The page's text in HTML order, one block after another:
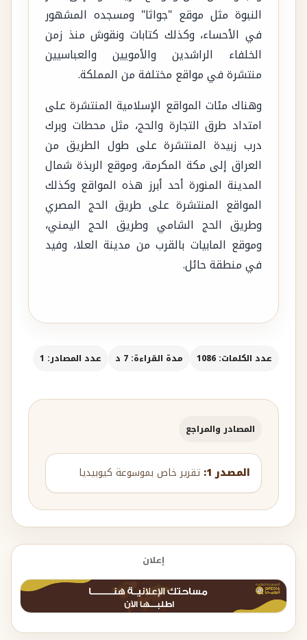
النبوة مثل موقع "جواثا" ومسجده المشهور
في الأحساء، وكذلك كتابات ونقوش منذ زمن
الخلفاء الراشدين والأمويين والعباسيين
منتشرة في مواقع مختلفة من المملكة.
وهناك مئات المواقع الإسلامية المنتشرة على
امتداد طرق التجارة والحج، مثل محطات وبرك
درب زبيدة المنتشرة على طول الطريق من
العراق إلى مكة المكرمة، وموقع الربذة شمال
المدينة المنورة أحد أبرز هذه المواقع وكذلك
المواقع المنتشرة على طريق الحج المصري
وطريق الحج الشامي وطريق الحج اليمني،
وموقع المابيات بالقرب من مدينة العلا، وفيد
في منطقة حائل.
عدد الكلمات: 1086 مدة القراءة: 7 د عدد المصادر: 1
المصادر والمراجع
المصدر 1: تقرير خاص بموسوعة كيوبيديا
إعلان